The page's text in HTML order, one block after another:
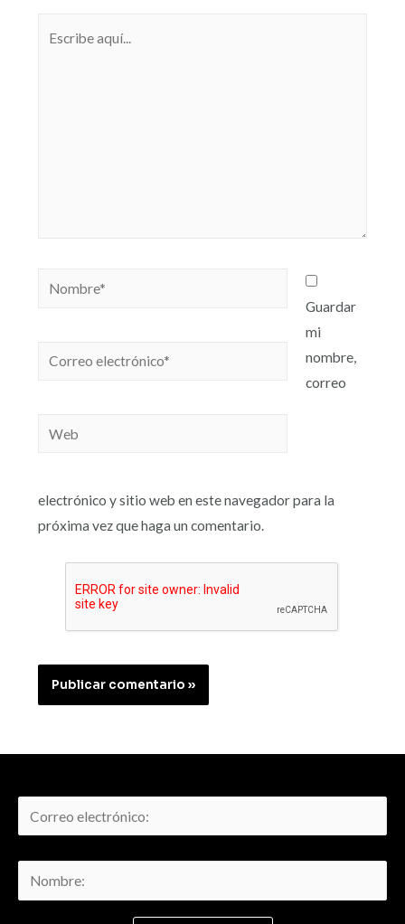
Guardar
mi
nombre,
correo
electrónico y sitio web en este navegador para la
próxima vez que haga un comentario.